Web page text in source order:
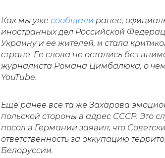
Как мы уже сообщали ранее,
иностранных дел Российской
Украину и ее жителей, и стала
стране. Ее слова не остались без
журналиста Романа Цимбалюка, о
YouTube.
Еще ранее все та же Захарова
польской стороны в адрес СССР. Это
посол в Германии заявил, что
ответственность за оккупацию
Белоруссии.